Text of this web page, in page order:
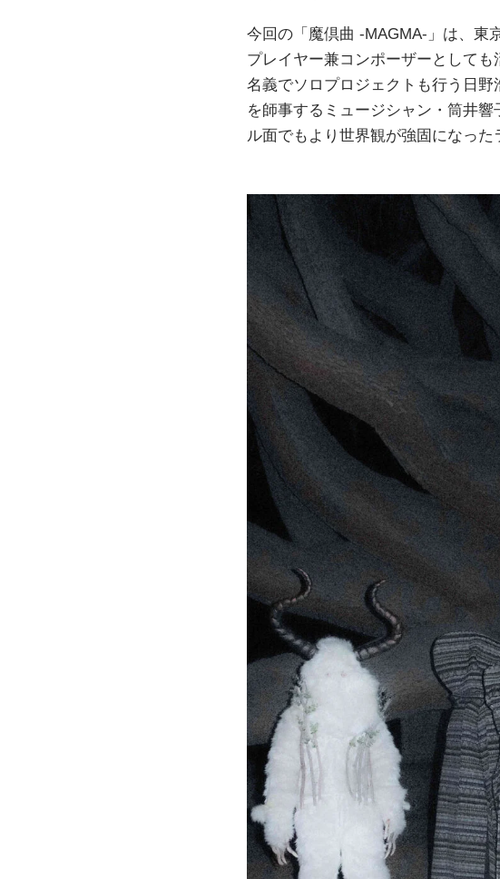
今回の「魔倶曲 -MAGMA-」は、東
プレイヤー兼コンポーザーとして
名義でソロプロジェクトも行う日
を師事するミュージシャン・筒井
ル面でもより世界観が強固になった